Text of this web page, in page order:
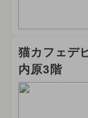
猫カフェデ
内原3階